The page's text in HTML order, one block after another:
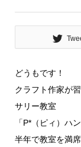
どうもです！
クラフト作家が
サリー教室
「P*（ピィ）ハ
半年で教室を満